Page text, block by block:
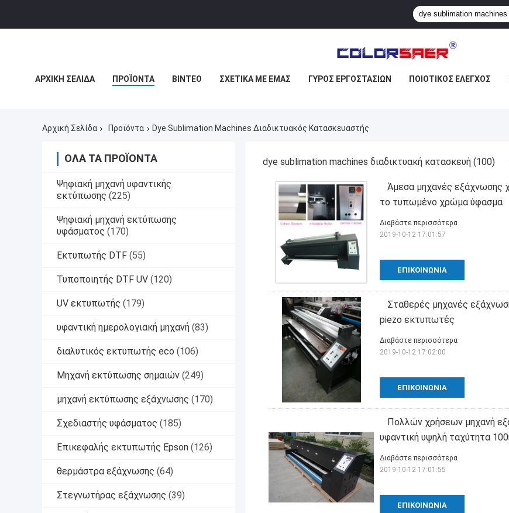
ΑΡΧΙΚΉ ΣΕΛΊΔΑ ΠΡΟΪΌΝΤΑ ΒΊΝΤΕΟ ΣΧΕΤΙΚΆ ΜΕ ΕΜΆΣ ΓΎΡΟΣ ΕΡΓΟΣΤΑΣΊΩΝ ΠΟΙΟΤΙΚΌΣ ΈΛΕΓΧΟΣ
Αρχική Σελίδα Προϊόντα Dye Sublimation Machines Διαδικτυακός Κατασκευαστής
ΌΛΑ ΤΑ ΠΡΟΪΌΝΤΑ
Ψηφιακή μηχανή υφαντικής
εκτύπωσης (225)
Ψηφιακή μηχανή εκτύπωσης
υφάσματος (170)
Εκτυπωτής DTF (55)
Τυποποιητής DTF UV (120)
UV εκτυπωτής (179)
υφαντική ημερολογιακή μηχανή (83)
διαλυτικός εκτυπωτής eco (106)
Μηχανή εκτύπωσης σημαιών (249)
μηχανή εκτύπωσης εξάχνωσης (170)
Σχεδιαστής υφάσματος (185)
Επικεφαλής εκτυπωτής Epson (126)
θερμάστρα εξάχνωσης (64)
Στεγνωτήρας εξάχνωσης (39)
dye sublimation machines διαδικτυακή κατασκευή (100)
Άμεσα μηχανές εξάχνωσης
το τυπωμένο χρώμα ύφασμα
ΕΠΙΚΟΙΝΩΝΊΑ
Διαβάστε περισσότερα
2019-10-12 17:01:57
Σταθερές μηχανές
piezo εκτυπωτές
ΕΠΙΚΟΙΝΩΝΊΑ
Διαβάστε περισσότερα
2019-10-12 17:02:00
Πολλών χρήσεων μηχανή
υφαντική υψηλή ταχύτητα
ΕΠΙΚΟΙΝΩΝΊΑ
Διαβάστε περισσότερα
2019-10-12 17:01:55